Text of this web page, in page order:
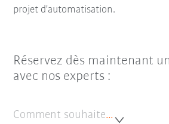
projet d'automatisation.
Réservez dès maintenant
avec nos experts :
Comment souhaitez-vous être contacté ?*